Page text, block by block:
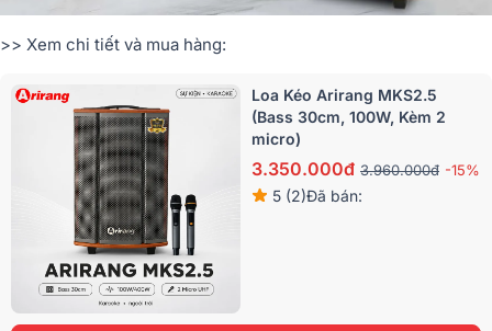
>> Xem chi tiết và mua hàng:
Loa Kéo Arirang MKS2.5
(Bass 30cm, 100W, Kèm 2
micro)
3.350.000đ 3.960.000đ -15%
5 (2)Đã bán: